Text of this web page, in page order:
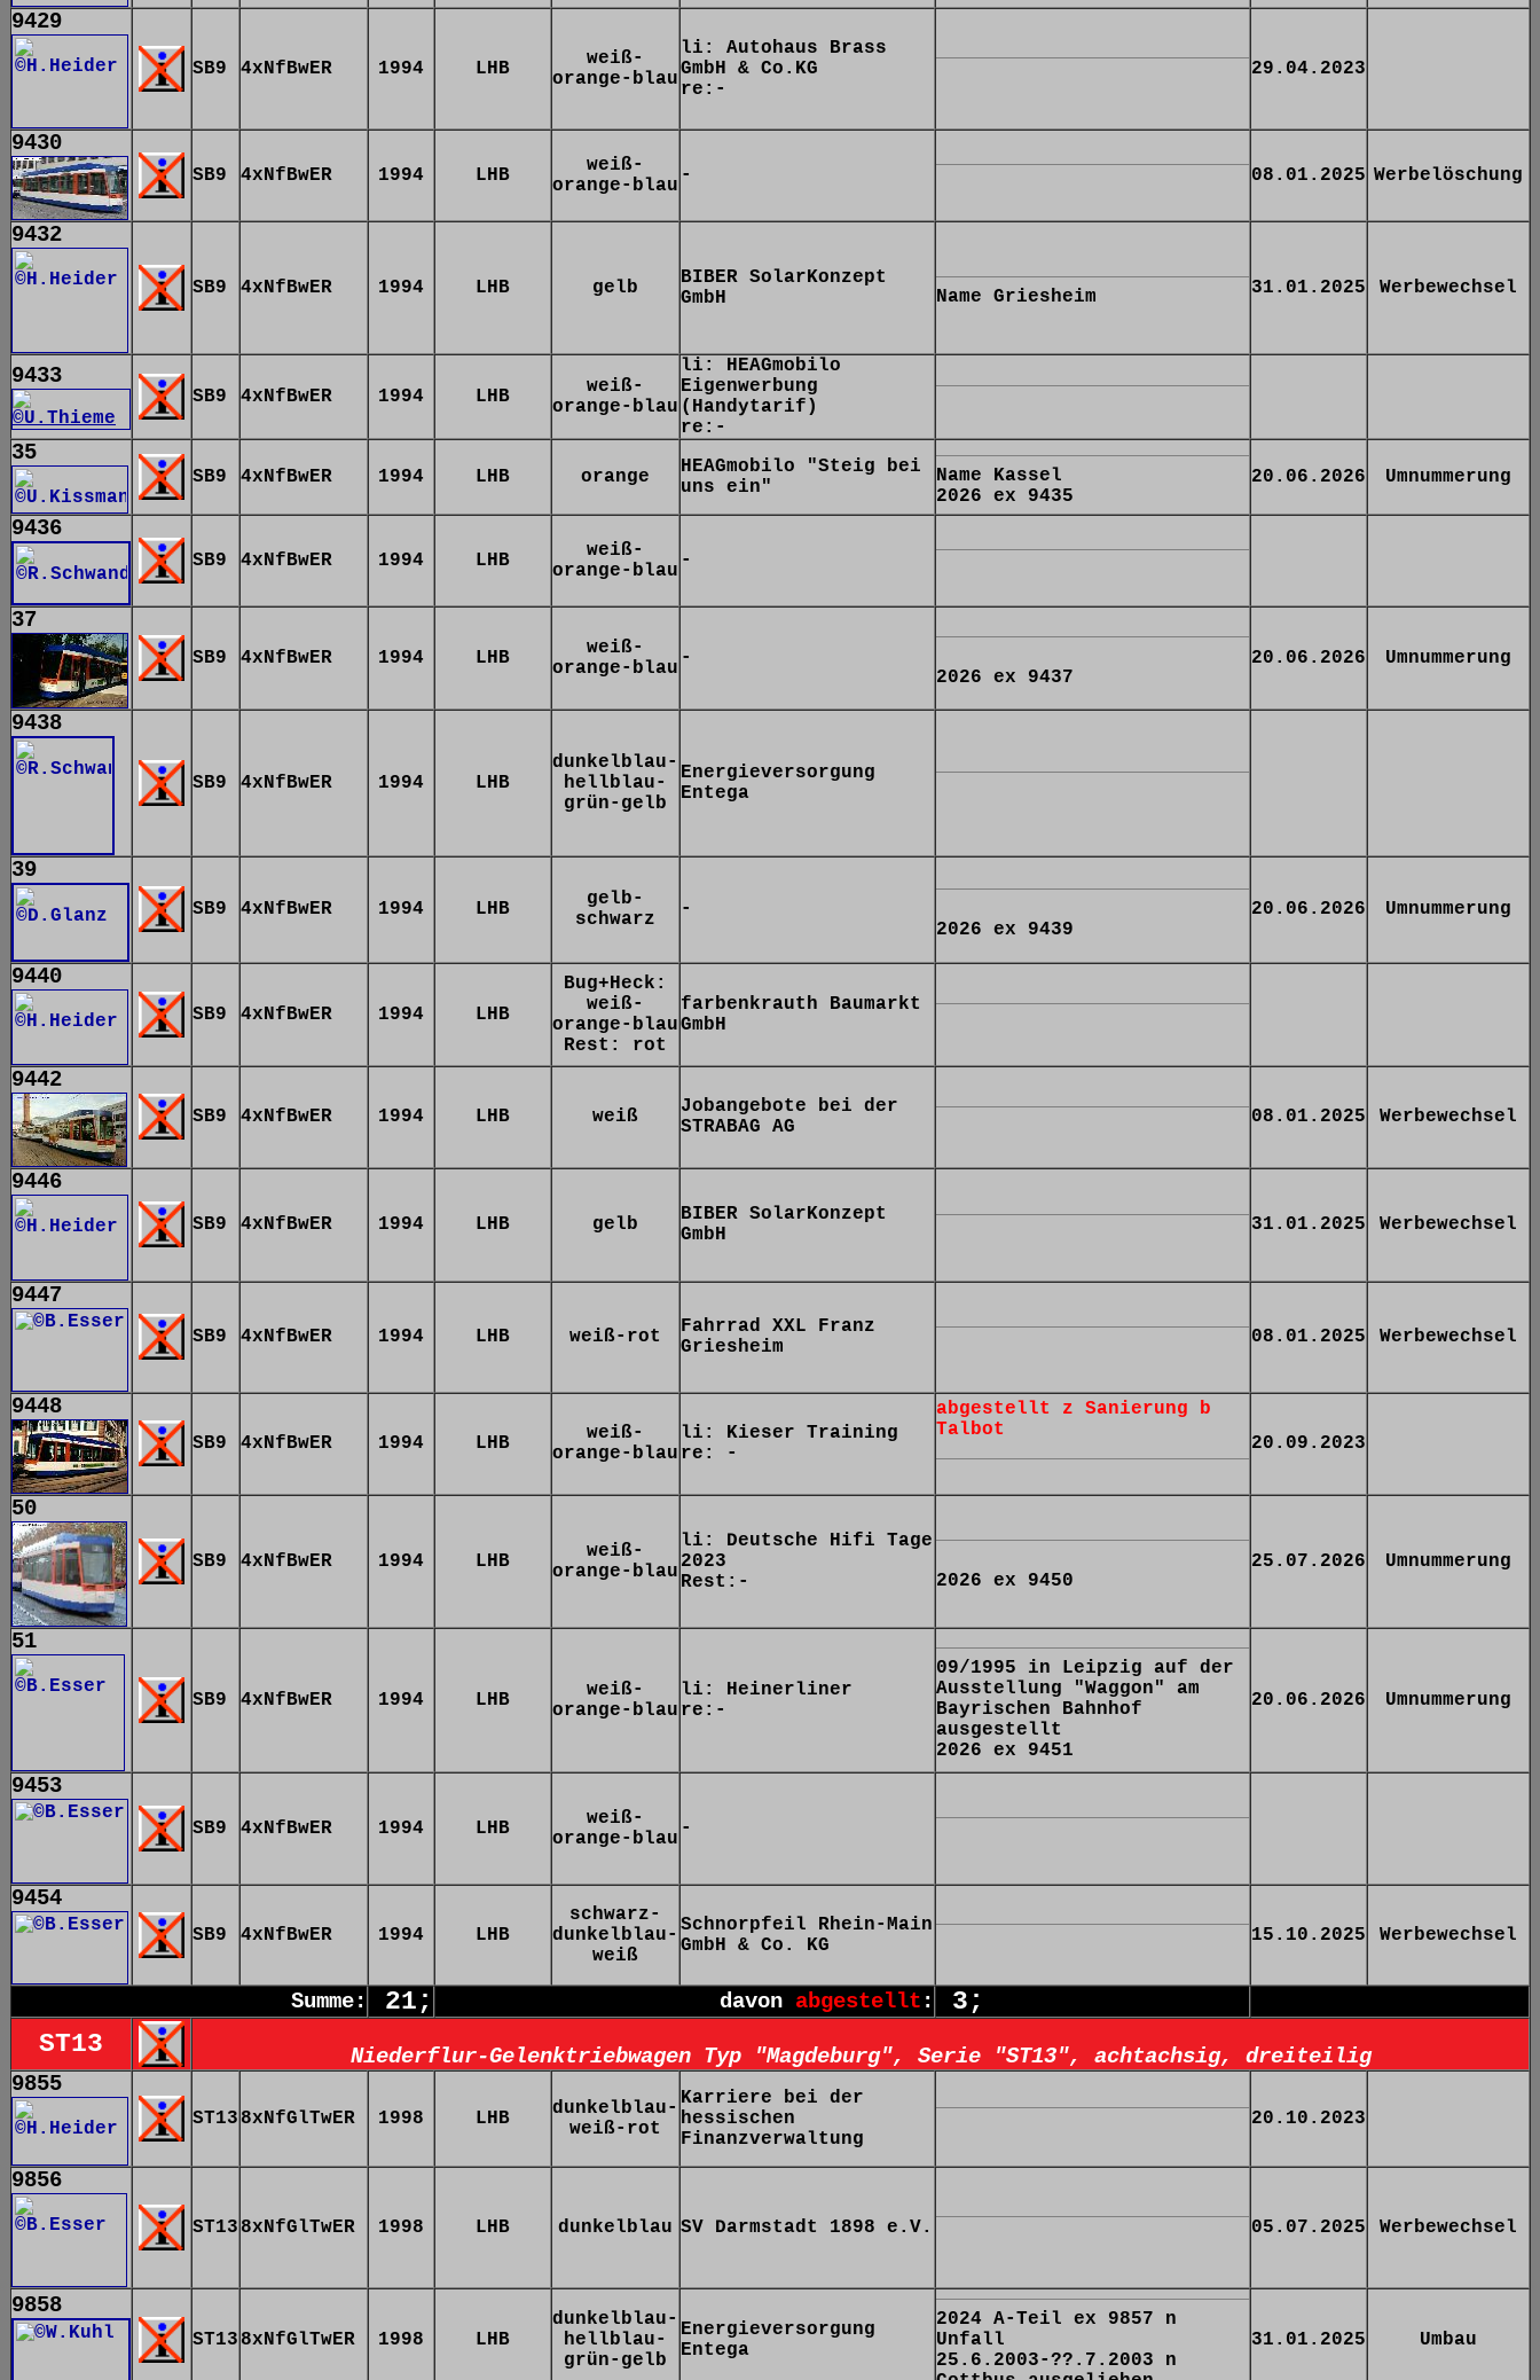
9429
SB9 4xNfBwER 1994 LHB
weiß-
orange-blau
li: Autohaus Brass
GmbH & Co.KG
re:-
29.04.2023
9430
SB9 4xNfBwER 1994 LHB
weiß-
orange-blau - 08.01.2025 Werbelöschung
9432
SB9 4xNfBwER 1994 LHB gelb
BIBER SolarKonzept
GmbH
Name Griesheim 31.01.2025 Werbewechsel
9433
SB9 4xNfBwER 1994 LHB
weiß-
orange-blau
li: HEAGmobilo
Eigenwerbung
(Handytarif)
re:-
35
SB9 4xNfBwER 1994 LHB orange
HEAGmobilo "Steig bei
uns ein"
Name Kassel
2026 ex 9435
20.06.2026 Umnummerung
9436
SB9 4xNfBwER 1994 LHB
weiß-
orange-blau -
37
SB9 4xNfBwER 1994 LHB
weiß-
orange-blau -
2026 ex 9437
20.06.2026 Umnummerung
9438
SB9 4xNfBwER 1994 LHB
dunkelblau-
hellblau-
grün-gelb
Energieversorgung
Entega
39
SB9 4xNfBwER 1994 LHB
gelb-
schwarz
-
2026 ex 9439
20.06.2026 Umnummerung
9440
SB9 4xNfBwER 1994 LHB
Bug+Heck:
weiß-
orange-blau
Rest: rot
farbenkrauth Baumarkt
GmbH
9442
SB9 4xNfBwER 1994 LHB weiß
Jobangebote bei der
STRABAG AG
08.01.2025 Werbewechsel
9446
SB9 4xNfBwER 1994 LHB gelb
BIBER SolarKonzept
GmbH
31.01.2025 Werbewechsel
9447
SB9 4xNfBwER 1994 LHB weiß-rot
Fahrrad XXL Franz
Griesheim
08.01.2025 Werbewechsel
9448
SB9 4xNfBwER 1994 LHB
weiß-
orange-blau
li: Kieser Training
re: -
abgestellt z Sanierung b
Talbot
20.09.2023
50
SB9 4xNfBwER 1994 LHB
weiß-
orange-blau
li: Deutsche Hifi Tage
2023
Rest:-
2026 ex 9450
25.07.2026 Umnummerung
51
SB9 4xNfBwER 1994 LHB
weiß-
orange-blau
li: Heinerliner
re:-
09/1995 in Leipzig auf der
Ausstellung "Waggon" am
Bayrischen Bahnhof
ausgestellt
2026 ex 9451
20.06.2026 Umnummerung
9453
SB9 4xNfBwER 1994 LHB
weiß-
orange-blau -
9454
SB9 4xNfBwER 1994 LHB
schwarz-
dunkelblau-
weiß
Schnorpfeil Rhein-Main
GmbH & Co. KG
15.10.2025 Werbewechsel
Summe: 21; davon abgestellt :
3;
ST13
Niederflur-Gelenktriebwagen Typ "Magdeburg", Serie "ST13", achtachsig, dreiteilig
9855
ST13 8xNfGlTwER 1998 LHB
dunkelblau-
weiß-rot
Karriere bei der
hessischen
Finanzverwaltung
20.10.2023
9856
ST13 8xNfGlTwER 1998 LHB dunkelblau SV Darmstadt 1898 e.V. 05.07.2025 Werbewechsel
9858
ST13 8xNfGlTwER 1998 LHB
dunkelblau-
hellblau-
grün-gelb
Energieversorgung
Entega
2024 A-Teil ex 9857 n
Unfall
25.6.2003-??.7.2003 n
31.01.2025 Umbau